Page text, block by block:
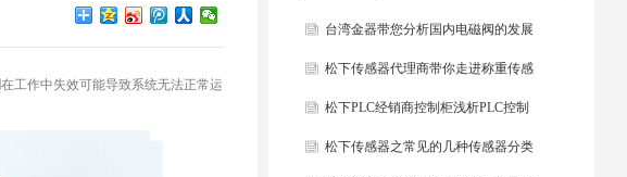
在工作中失效可能导致系统无法正常运
台湾金器带您分析国内电磁阀的发展
情况
松下传感器代理商带你走进称重传感
器
松下PLC经销商控制柜浅析PLC控制
器的基本结构
松下传感器之常见的几种传感器分类